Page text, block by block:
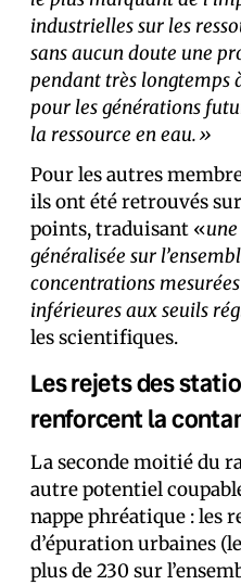
industrielles sur les
sans aucun doute une
pendant très longtemps
pour les générations
la ressource en eau.»
Pour les autres
ils ont été retrouvés
points, traduisant «
généralisée sur
concentrations
inférieures aux seuils
les scientifiques.
Les rejets des
renforcent la
La seconde moitié du
autre potentiel
nappe phréatique : les
d’épuration urbaines
plus de 230 sur